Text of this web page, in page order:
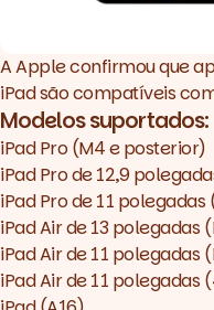
A Apple confirmou que
iPad são compatíveis
Modelos suportados:
iPad Pro (M4 e posterior)
iPad Pro de 12,9
iPad Pro de 11
iPad Air de 13 polegadas
iPad Air de 11 polegadas
iPad Air de 11 polegadas